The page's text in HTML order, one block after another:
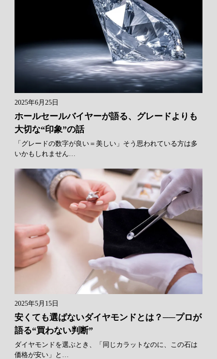
2025年6月25日
ホールセールバイヤーが語る、グレードよりも
大切な“印象”の話
「グレードの数字が良い＝美しい」そう思われている方は多
いかもしれません…
2025年5月15日
安くても選ばないダイヤモンドとは？──プロが
語る“買わない判断”
ダイヤモンドを選ぶとき、「同じカラットなのに、この石は
価格が安い」と…